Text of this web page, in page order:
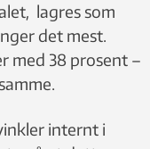
lagres som
det mest.
med 38 prosent –
internt i